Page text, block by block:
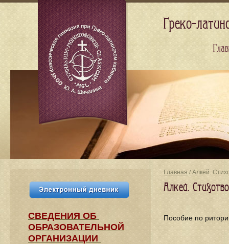
Главная / Алкей.
Алкей.
Пособие по
СВЕДЕНИЯ​ ОБ
ОБРАЗОВАТЕЛЬНОЙ
ОРГАНИЗАЦИИ
Греко-